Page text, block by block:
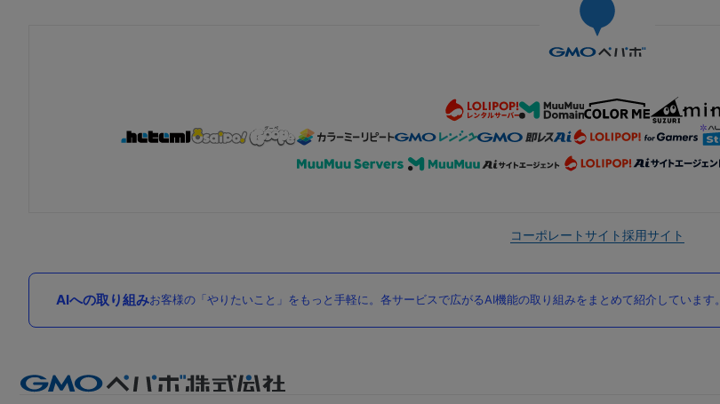
コーポレートサイト採用サイト
AIへの取り組みお客様の「やりたいこと」をもっと手軽に。各サービスで広がるAI機能の取り組みをまとめて紹介しています。